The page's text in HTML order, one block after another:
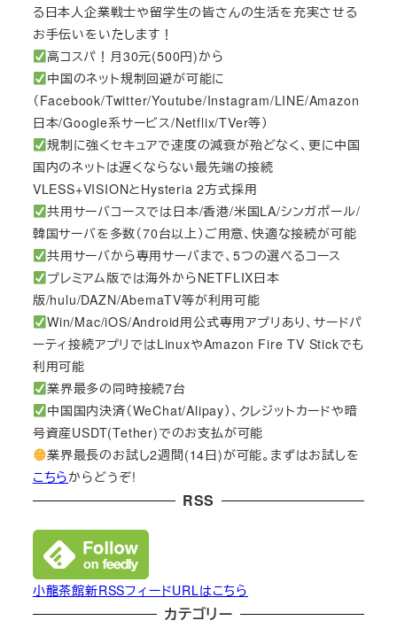
る日本人企業戦士や留学生の皆さんの生活を充実させる
お手伝いをいたします！
高コスパ！月30元(500円)から
中国のネット規制回避が可能に
（Facebook/Twitter/Youtube/Instagram/LINE/Amazon
日本/Google系サービス/Netflix/TVer等）
規制に強くセキュアで速度の減衰が殆どなく、更に中国
国内のネットは遅くならない最先端の接続
VLESS+VISIONとHysteria 2方式採用
共用サーバコースでは日本/香港/米国LA/シンガポール/
韓国サーバを多数（70台以上）ご用意、快適な接続が可能
共用サーバから専用サーバまで、5つの選べるコース
プレミアム版では海外からNETFLIX日本
版/hulu/DAZN/AbemaTV等が利用可能
Win/Mac/iOS/Android用公式専用アプリあり、サードパ
ーティ接続アプリではLinuxやAmazon Fire TV Stickでも
利用可能
業界最多の同時接続7台
中国国内決済（WeChat/Alipay）、クレジットカードや暗
号資産USDT(Tether)でのお支払が可能
業界最長のお試し2週間(14日)が可能。まずはお試しを
こちらからどうぞ!
RSS
小龍茶館新RSSフィードURLはこちら
カテゴリー